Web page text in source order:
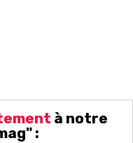
à notre
: